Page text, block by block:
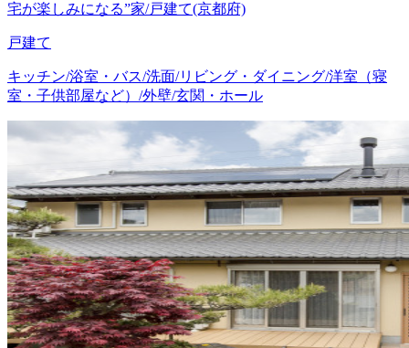
宅が楽しみになる”家/戸建て(京都府)
戸建て
キッチン/浴室・バス/洗面/リビング・ダイニング/洋室（寝
室・子供部屋など）/外壁/玄関・ホール